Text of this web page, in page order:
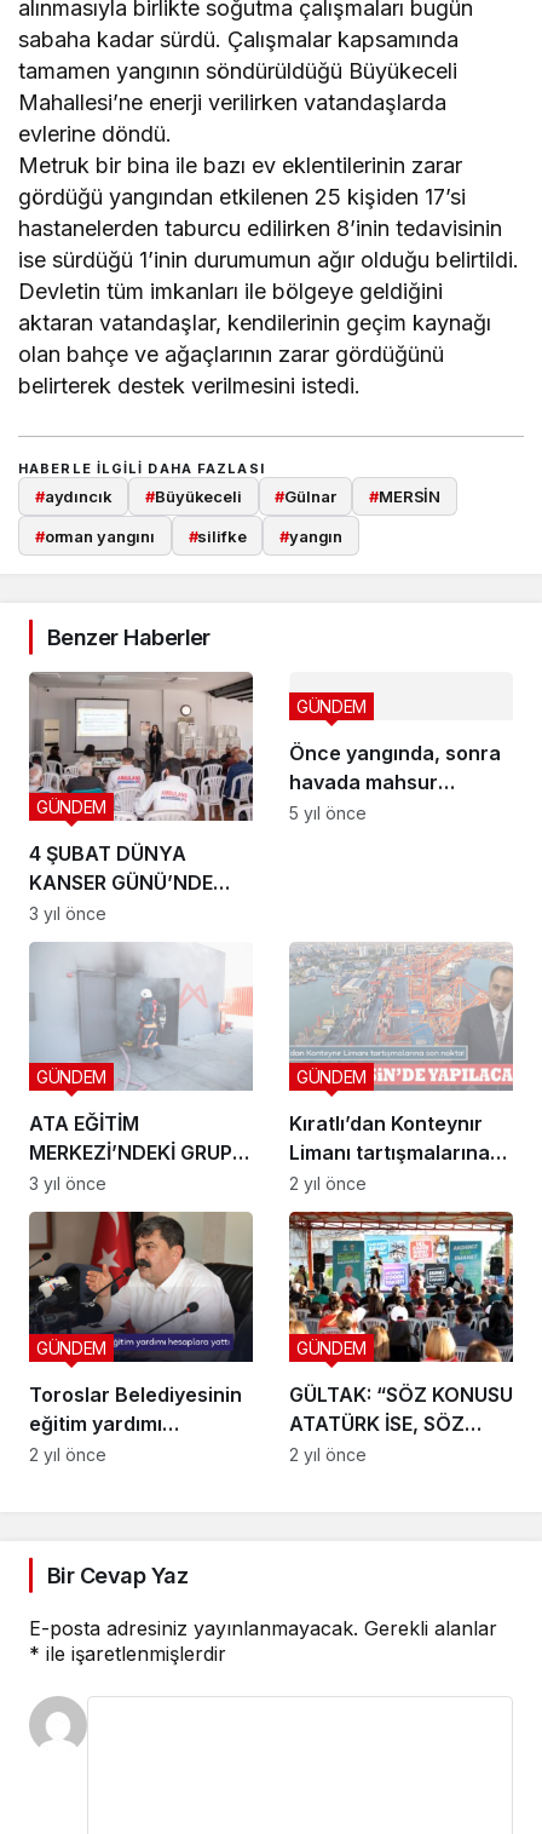
alınmasıyla birlikte soğutma çalışmaları bugün
sabaha kadar sürdü. Çalışmalar kapsamında
tamamen yangının söndürüldüğü Büyükeceli
Mahallesi’ne enerji verilirken vatandaşlarda
evlerine döndü.
Metruk bir bina ile bazı ev eklentilerinin zarar
gördüğü yangından etkilenen 25 kişiden 17’si
hastanelerden taburcu edilirken 8’inin tedavisinin
ise sürdüğü 1’inin durumumun ağır olduğu belirtildi.
Devletin tüm imkanları ile bölgeye geldiğini
aktaran vatandaşlar, kendilerinin geçim kaynağı
olan bahçe ve ağaçlarının zarar gördüğünü
belirterek destek verilmesini istedi.
HABERLE ILGILI DAHA FAZLASI
#aydıncık #Büyükeceli #Gülnar #MERSİN
#orman yangını #silifke #yangın
Benzer Haberler
4 ŞUBAT DÜNYA
KANSER GÜNÜ’NDE
EMEKLİLERE EĞİTİM
GÜNDEM
3 yıl önce
Önce yangında, sonra
havada mahsur
kaldılar!
GÜNDEM
5 yıl önce
ATA EĞİTİM
MERKEZİ’NDEKİ GRUP
AMİRİ VE ÇAVUŞLARA
UYGULAMALI
PROGRAM
GÜNDEM
3 yıl önce
Kıratlı’dan Konteynır
Limanı tartışmalarına
son nokta! Liman
Mersin’e de kurulacak
GÜNDEM
2 yıl önce
Toroslar Belediyesinin
eğitim yardımı
hesaplara yattı
GÜNDEM
2 yıl önce
GÜLTAK: “SÖZ KONUSU
ATATÜRK İSE, SÖZ
KONUSU CUMHURİYET
GÜNDEM
2 yıl önce
Bir Cevap Yaz
E-posta adresiniz yayınlanmayacak. Gerekli alanlar
* ile işaretlenmişlerdir